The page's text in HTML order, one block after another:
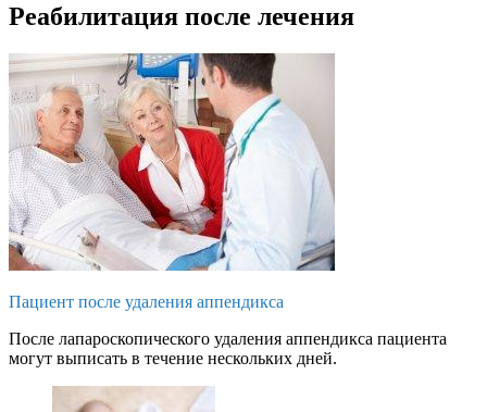
Реабилитация после лечения
Пациент после удаления аппендикса
После лапароскопического удаления аппендикса пациента
могут выписать в течение нескольких дней.